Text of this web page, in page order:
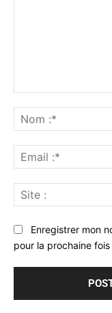
Enregistrer mon
pour la prochaine